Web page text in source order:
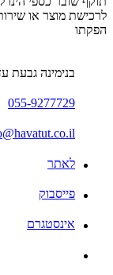
הפקתו
בנימינה גבעת
055-9277729
לאתר
פייסבוק
אינסטגרם